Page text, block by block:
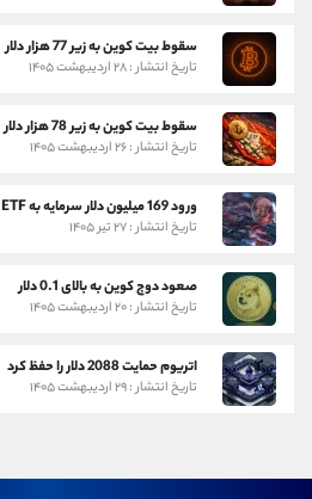
سقوط بیت کوین به زیر 77 هزار دلار
تاریخ انتشار : ۲۸ اردیبهشت ۱۴۰۵
سقوط بیت کوین به زیر 78 هزار دلار
تاریخ انتشار : ۲۶ اردیبهشت ۱۴۰۵
ورود 169 میلیون دلار سرمایه به ETF های بیت کوین و اتریوم
تاریخ انتشار : ۲۷ تیر ۱۴۰۵
صعود دوج کوین به بالای 0.1 دلار
تاریخ انتشار : ۲۰ اردیبهشت ۱۴۰۵
اتریوم حمایت 2088 دلار را حفظ کرد
تاریخ انتشار : ۲۹ اردیبهشت ۱۴۰۵